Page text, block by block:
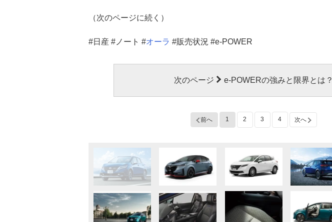
（次のページに続く）
#日産 #ノート #オーラ #販売状況 #e-POWER
次のページ e-POWERの強みと限界とは？
前へ 1 2 3 4 次へ